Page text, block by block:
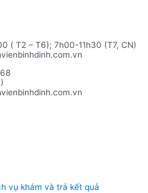
( T2 – T6); 7h00-11h30 (T7, CN)
vụ khám và trả kết quả